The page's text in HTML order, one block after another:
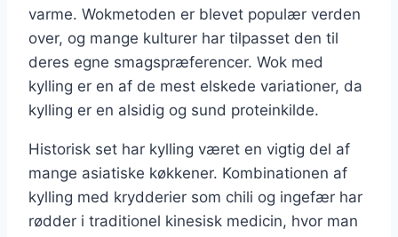
varme. Wokmetoden er blevet populær verden
over, og mange kulturer har tilpasset den til
deres egne smagspræferencer. Wok med
kylling er en af de mest elskede variationer, da
kylling er en alsidig og sund proteinkilde.
Historisk set har kylling været en vigtig del af
mange asiatiske køkkener. Kombinationen af
kylling med krydderier som chili og ingefær har
rødder i traditionel kinesisk medicin, hvor man